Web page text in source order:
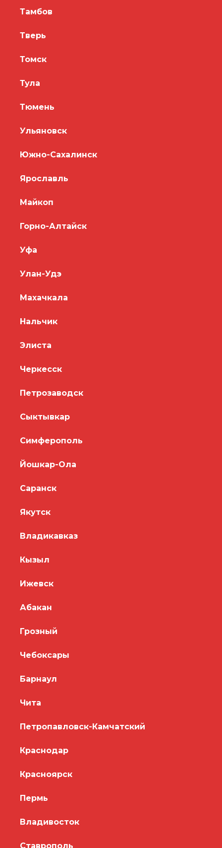
Тамбов
Тверь
Томск
Тула
Тюмень
Ульяновск
Южно-Сахалинск
Ярославль
Майкоп
Горно-Алтайск
Уфа
Улан-Удэ
Махачкала
Нальчик
Элиста
Черкесск
Петрозаводск
Сыктывкар
Симферополь
Йошкар-Ола
Саранск
Якутск
Владикавказ
Кызыл
Ижевск
Абакан
Грозный
Чебоксары
Барнаул
Чита
Петропавловск-Камчатский
Краснодар
Красноярск
Пермь
Владивосток
Ставрополь